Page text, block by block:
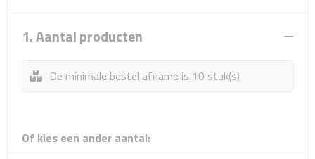
Rugzakken
1. Aantal producten
De minimale bestel afname is 10 stuk(s)
Of kies een ander aantal: